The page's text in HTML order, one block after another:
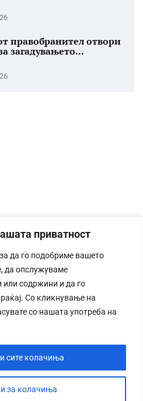
приватност
да го подобриме вашето
да опслужуваме
или содржини и да го
Со кликнување на
со нашата употреба на
за колачиња
сите колачиња
правобранител отвори
загадувањето...